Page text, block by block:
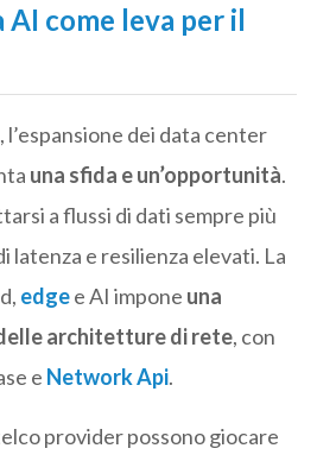
come leva per il
, l’espansione dei data center
una sfida e un’opportunità.
a flussi di dati sempre più
latenza e resilienza elevati. La
edgee AI impone una
architetture di rete, con
e Network Api.
provider possono giocare